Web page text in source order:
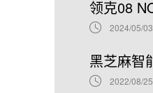
2024/05/03
2022/08/25